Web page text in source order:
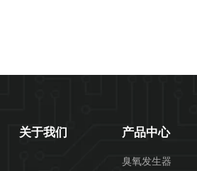
关于我们 产品中心
臭氧发生器